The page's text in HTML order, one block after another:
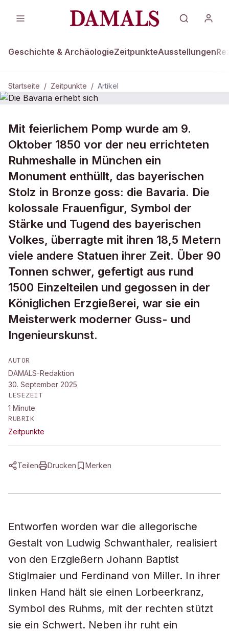
Geschichte & ArchäologieZeitpunkteAusstellungen
Startseite / Zeitpunkte / Artikel
Die Bavaria erhebt sich
Mit feierlichem Pomp wurde am 9.
Oktober 1850 vor der neu errichteten
Ruhmeshalle in München ein
Monument enthüllt, das bayerischen
Stolz in Bronze goss: die Bavaria. Die
kolossale Frauenfigur, Symbol der
Stärke und Tugend des bayerischen
Volkes, überragte mit ihren 18,5 Metern
viele andere Statuen ihrer Zeit. Über 90
Tonnen schwer, gefertigt aus rund
1500 Einzelteilen und gegossen in der
Königlichen Erzgießerei, war sie ein
Meisterwerk moderner Guss- und
Ingenieurskunst.
AUTOR
DAMALS-Redaktion
30. September 2025
LESEZEIT
1 Minute
RUBRIK
Zeitpunkte
Teilen Drucken Merken
Entworfen worden war die allegorische
Gestalt von Ludwig Schwanthaler, realisiert
von den Erzgießern Johann Baptist
Stiglmaier und Ferdinand von Miller. In ihrer
linken Hand hält sie einen Lorbeerkranz,
Symbol des Ruhms, mit der rechten stützt
sie ein Schwert. Neben ihr ruht ein